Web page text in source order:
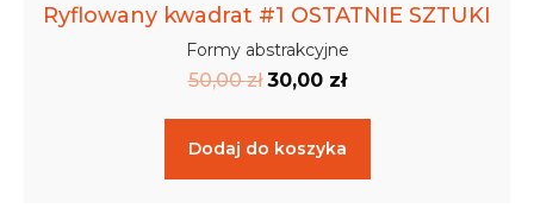
Ryflowany kwadrat #1 OSTATNIE SZTUKI
Formy abstrakcyjne
50,00zł 30,00 zł
Dodaj do koszyka